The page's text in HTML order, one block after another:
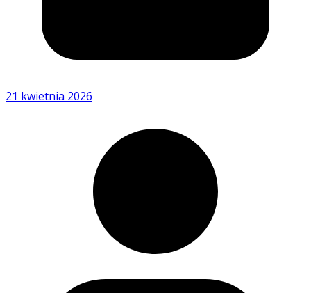
21 kwietnia 2026